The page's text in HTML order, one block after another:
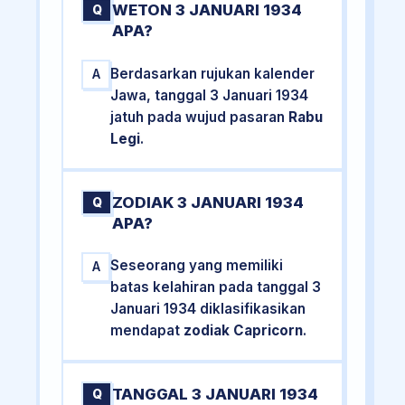
Q
WETON 3 JANUARI 1934
APA?
A
Berdasarkan rujukan kalender
Jawa, tanggal 3 Januari 1934
jatuh pada wujud pasaran Rabu
Legi.
Q
ZODIAK 3 JANUARI 1934
APA?
A
Seseorang yang memiliki
batas kelahiran pada tanggal 3
Januari 1934 diklasifikasikan
mendapat zodiak Capricorn.
Q
TANGGAL 3 JANUARI 1934